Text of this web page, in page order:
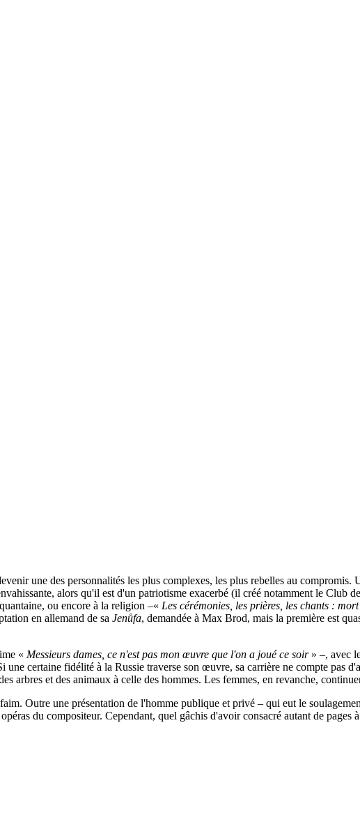
une des personnalités les plus complexes, les plus rebelles au compromis.
alors qu'il est d'un patriotisme exacerbé (il créé notamment le Club
ou encore à la religion –« Les cérémonies, les prières, les chants :
en allemand de sa Jenůfa, demandée à Max Brod, mais la première est
« Messieurs dames, ce n'est pas mon œuvre que l'on a joué ce soir» –, avec
certaine fidélité à la Russie traverse son œuvre, sa carrière ne compte pas
arbres et des animaux à celle des hommes. Les femmes, en revanche,
Outre une présentation de l'homme publique et privé – qui eut le
du compositeur. Cependant, quel gâchis d'avoir consacré autant de pages